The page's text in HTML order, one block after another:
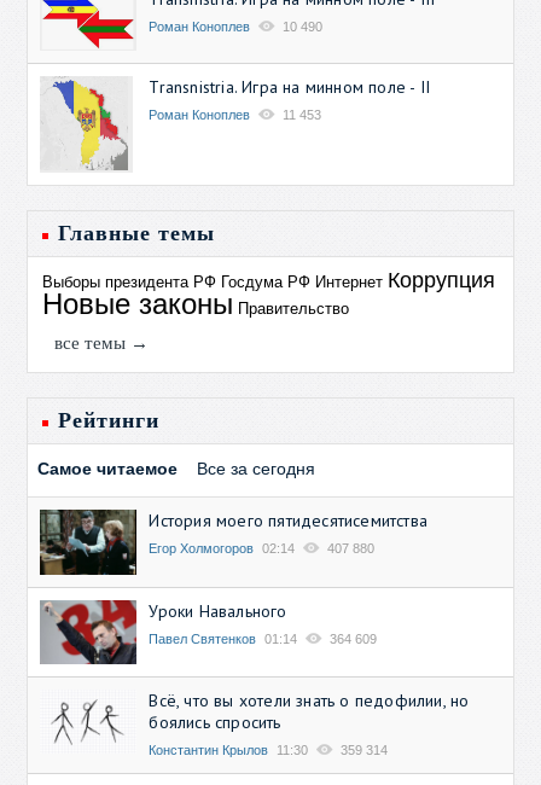
Роман Коноплев 10 490
Transnistria. Игра на минном поле - II
Роман Коноплев 11 453
Главные темы
Выборы президента РФ Госдума РФ Интернет Коррупция
Новые законы Правительство
все темы →
Рейтинги
Самое читаемое Все за сегодня
История моего пятидесятисемитства
Егор Холмогоров 02:14 407 880
Уроки Навального
Павел Святенков 01:14 364 609
Всё, что вы хотели знать о педофилии, но
боялись спросить
Константин Крылов 11:30 359 314